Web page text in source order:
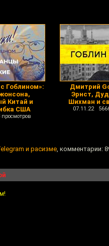
Гоблином»:
Китай и
США
Дмитрий
Эрнст,
Шихман и
07.11.22
и расизме, комментарии: